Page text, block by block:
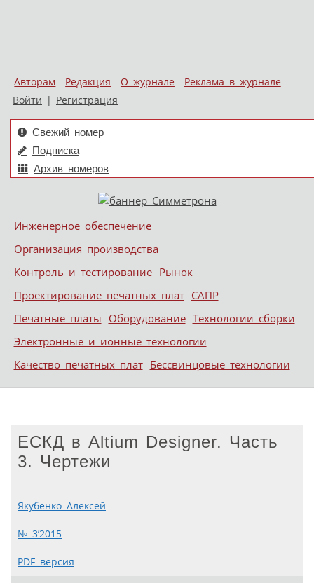
Авторам Редакция О журнале
Реклама в журнале
Войти | Регистрация
Свежий номер
Подписка
Архив номеров
Меню
Skip to content
Инженерное обеспечение
Организация производства
Контроль и тестирование Рынок
Проектирование печатных плат САПР
Печатные платы Оборудование Технологии сборки
Электронные и ионные технологии
Качество печатных плат Бессвинцовые технологии
ЕСКД в Altium Designer. Часть
3. Чертежи
Якубенко Алексей
№ 3’2015
PDF версия